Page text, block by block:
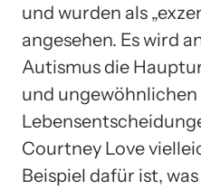
und wurden als
angesehen. Es wird
Autismus die
und
Courtney Love
Beispiel dafür ist,